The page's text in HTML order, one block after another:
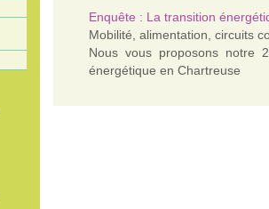
Enquête : La transition
Mobilité, alimentation, circuits
Nous vous proposons notre
énergétique en Chartreuse